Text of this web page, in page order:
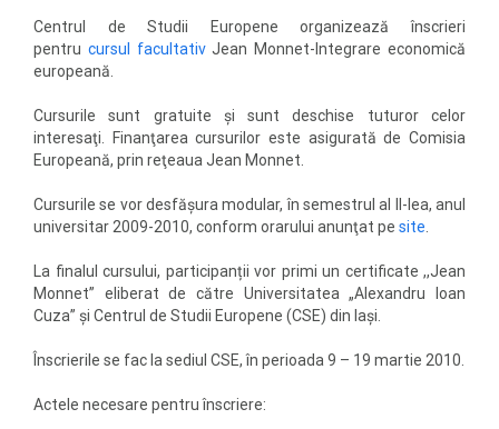
Centrul de Studii Europene organizează înscrieri
pentru cursul facultativJean Monnet-Integrare economică
europeană.
Cursurile sunt gratuite şi sunt deschise tuturor celor
interesaţi. Finanţarea cursurilor este asigurată de Comisia
Europeană, prin reţeaua Jean Monnet.
Cursurile se vor desfăşura modular, în semestrul al II-lea, anul
universitar 2009-2010, conform orarului anunţat pe site
La finalul cursului, participanții vor primi un certificate ,,Jean
Monnet” eliberat de către Universitatea „Alexandru Ioan
Cuza” şi Centrul de Studii Europene (CSE) din Iaşi.
Înscrierile se fac la sediul CSE, în perioada 9 – 19 martie 2010.
Actele necesare pentru înscriere: